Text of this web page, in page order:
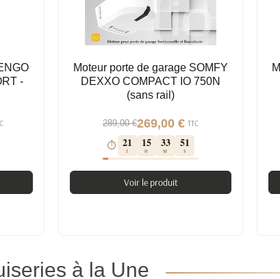
-
Moteur porte de garage SOMFY
DEXXO COMPACT IO 750N
(sans rail)
289,00 €269,00 € TTC
⏱ 21
J
15
H
33
M
50
S
Voir le produit
à la Une